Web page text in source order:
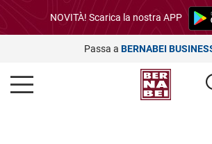
NOVITÀ! Scarica la nostra APP
Passa a BERNABEI